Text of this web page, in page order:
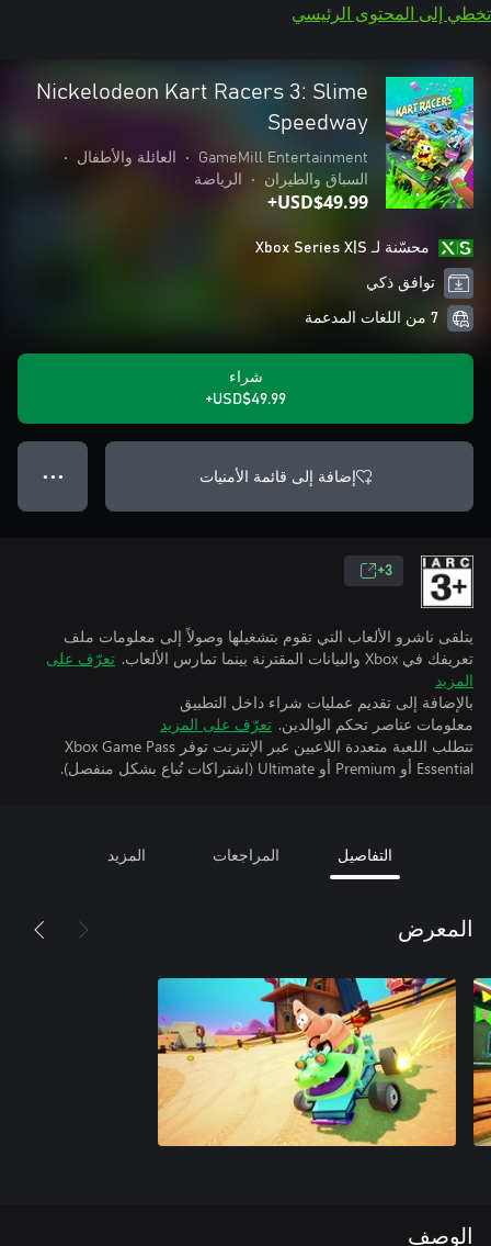
تخطي إلى المحتوى الرئيسي
Nickelodeon Kart Racers 3: Slime
Speedway
GameMill Entertainment
• العائلة والأطفال
•
السباق والطيران
• الرياضة
USD$49.99+
محسّنة لـ Xbox Series X|S
توافق ذكي
7 من اللغات المدعمة
شراء
USD$49.99+
إضافة إلى قائمة الأمنيات ● ● ●
3+
يتلقى ناشرو الألعاب التي تقوم بتشغيلها وصولاً إلى معلومات ملف
تعريفك في Xbox والبيانات المقترنة بينما تمارس الألعاب.
تعرّف على
المزيد
بالإضافة إلى تقديم عمليات شراء داخل التطبيق
معلومات عناصر تحكم الوالدين. تعرّف على المزيد
تتطلب اللعبة متعددة اللاعبين عبر الإنترنت توفر Xbox Game Pass
Essential أو Premium أو Ultimate (اشتراكات تُباع بشكل منفصل).
التفاصيل المراجعات المزيد
المعرض
الوصف